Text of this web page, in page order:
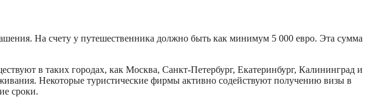
На счету у путешественника должно быть как минимум 5 000 евро. Эта сумма
в таких городах, как Москва, Санкт-Петербург, Екатеринбург, Калининград и
Некоторые туристические фирмы активно содействуют получению визы в
сроки.